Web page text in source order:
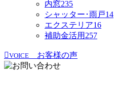
内窓235
シャッター･雨戸14
エクステリア16
補助金活用 257
VOICE お客様の声